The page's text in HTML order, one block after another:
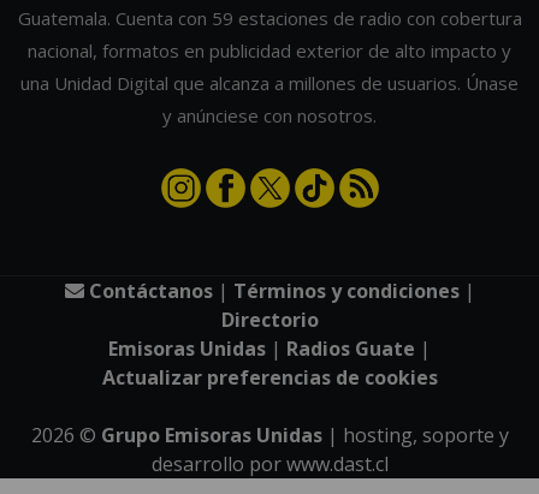
Guatemala. Cuenta con 59 estaciones de radio con cobertura
nacional, formatos en publicidad exterior de alto impacto y
una Unidad Digital que alcanza a millones de usuarios. Únase
y anúnciese con nosotros.
Contáctanos| Términos y condiciones|
Directorio
Emisoras Unidas | Radios Guate |
Actualizar preferencias de cookies
2026 © Grupo Emisoras Unidas| hosting, soporte y
desarrollo porwww.dast.cl